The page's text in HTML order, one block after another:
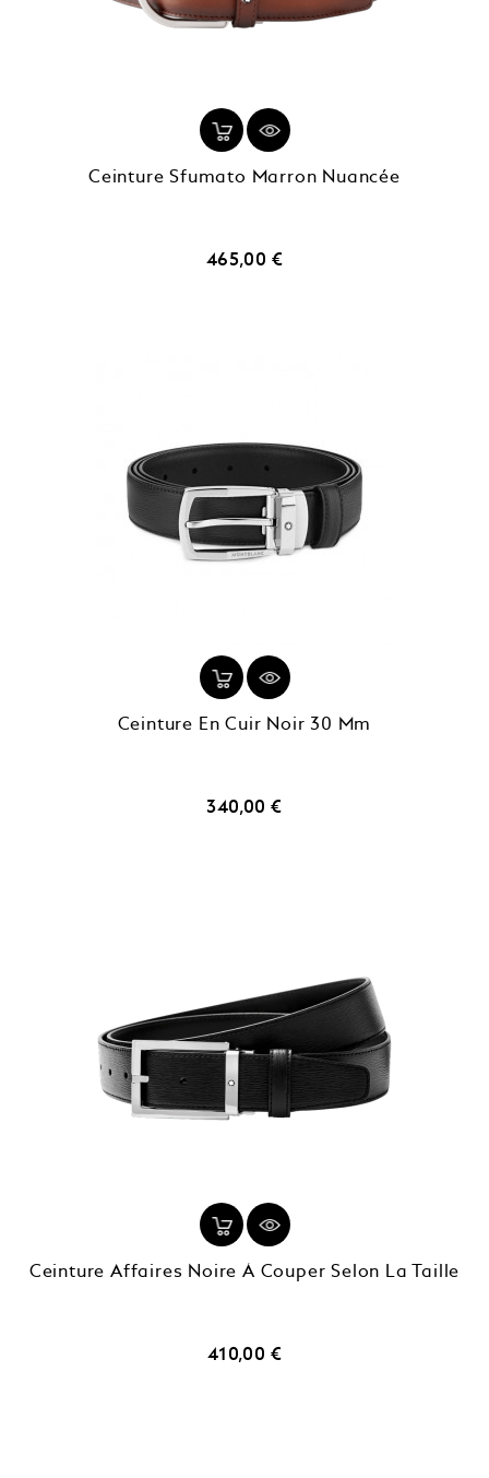
Ceinture Sfumato Marron Nuancée
465,00 €Prix
Ceinture En Cuir Noir 30 Mm
340,00 €Prix
Ceinture Affaires Noire À Couper Selon La Taille
410,00 €Prix